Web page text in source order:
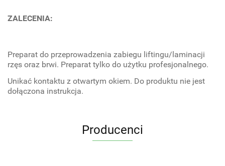
ZALECENIA:
Preparat do przeprowadzenia zabiegu liftingu/laminacji
rzęs oraz brwi. Preparat tylko do użytku profesjonalnego.
Unikać kontaktu z otwartym okiem. Do produktu nie jest
dołączona instrukcja.
Producenci